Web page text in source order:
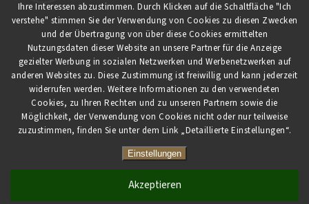
Ihre Interessen abzustimmen. Durch Klicken auf die Schaltfläche "Ich
verstehe" stimmen Sie der Verwendung von Cookies zu diesen Zwecken
und der Übertragung von über diese Cookies ermittelten
Nutzungsdaten dieser Website an unsere Partner für die Anzeige
gezielter Werbung in sozialen Netzwerken und Werbenetzwerken auf
anderen Websites zu. Diese Zustimmung ist freiwillig und kann jederzeit
widerrufen werden. Weitere Informationen zu den verwendeten
Cookies, zu Ihren Rechten und zu unseren Partnern sowie die
Möglichkeit, der Verwendung von Cookies nicht oder nur teilweise
zuzustimmen, finden Sie unter dem Link „Detaillierte Einstellungen“.
Einstellungen
Akzeptieren
Für Kunden
Mein Konto
Registrierung
Anmeldung
Copyright 2026 . Alle Rechte vorbehalten.
VytvořilShoptet| Design